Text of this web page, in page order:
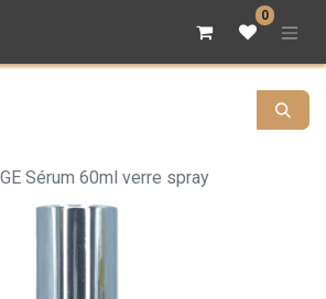
0
Sérum 60ml verre spray